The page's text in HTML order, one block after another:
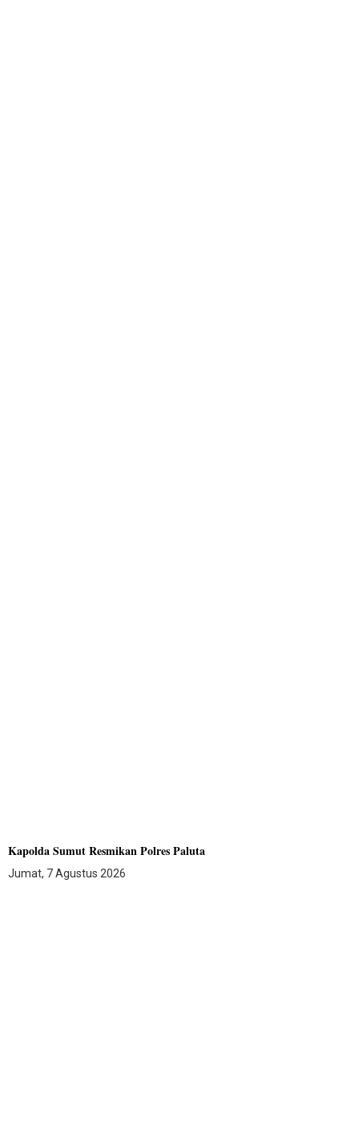
Kapolda Sumut Resmikan Polres Paluta
Jumat, 7 Agustus 2026